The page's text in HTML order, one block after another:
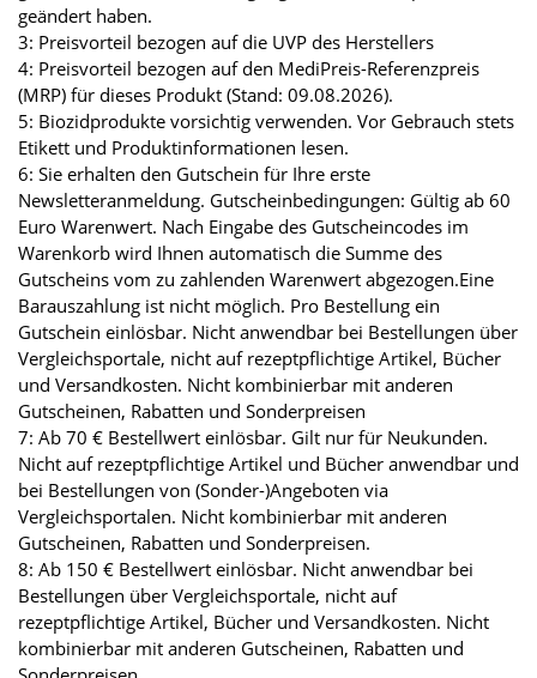
geändert haben.
3: Preisvorteil bezogen auf die UVP des Herstellers
4: Preisvorteil bezogen auf den MediPreis-Referenzpreis
(MRP) für dieses Produkt (Stand: 09.08.2026).
5: Biozidprodukte vorsichtig verwenden. Vor Gebrauch stets
Etikett und Produktinformationen lesen.
6: Sie erhalten den Gutschein für Ihre erste
Newsletteranmeldung. Gutscheinbedingungen: Gültig ab 60
Euro Warenwert. Nach Eingabe des Gutscheincodes im
Warenkorb wird Ihnen automatisch die Summe des
Gutscheins vom zu zahlenden Warenwert abgezogen.Eine
Barauszahlung ist nicht möglich. Pro Bestellung ein
Gutschein einlösbar. Nicht anwendbar bei Bestellungen über
Vergleichsportale, nicht auf rezeptpflichtige Artikel, Bücher
und Versandkosten. Nicht kombinierbar mit anderen
Gutscheinen, Rabatten und Sonderpreisen
7: Ab 70 € Bestellwert einlösbar. Gilt nur für Neukunden.
Nicht auf rezeptpflichtige Artikel und Bücher anwendbar und
bei Bestellungen von (Sonder-)Angeboten via
Vergleichsportalen. Nicht kombinierbar mit anderen
Gutscheinen, Rabatten und Sonderpreisen.
8: Ab 150 € Bestellwert einlösbar. Nicht anwendbar bei
Bestellungen über Vergleichsportale, nicht auf
rezeptpflichtige Artikel, Bücher und Versandkosten. Nicht
kombinierbar mit anderen Gutscheinen, Rabatten und